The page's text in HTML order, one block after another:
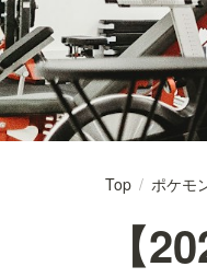
Top / ポケモ
【